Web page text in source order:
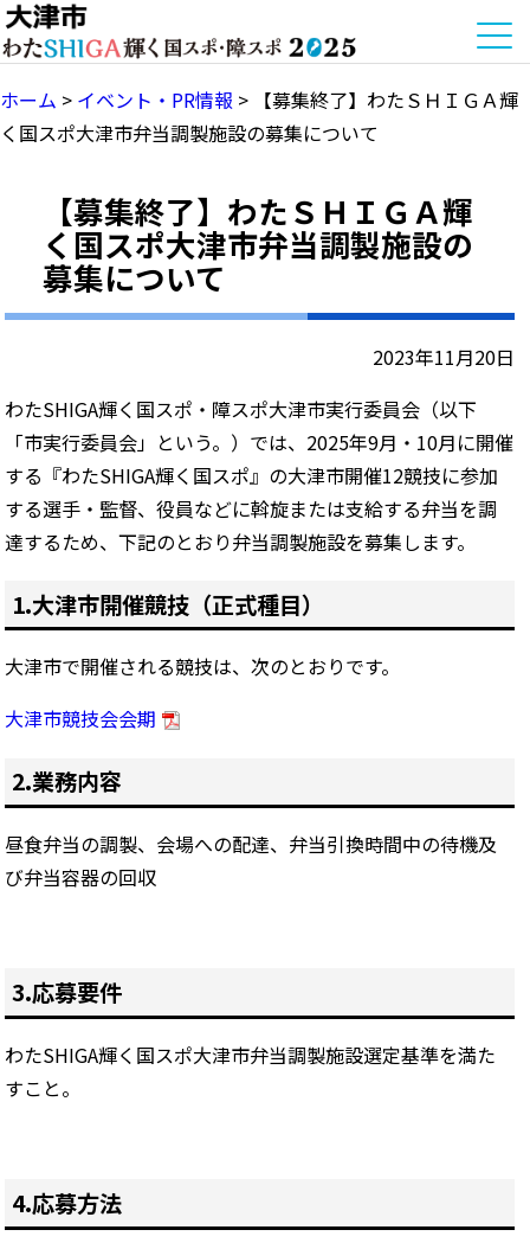
ホーム > イベント・PR情報 > 【募集終了】わたＳＨＩＧＡ輝
く国スポ大津市弁当調製施設の募集について
【募集終了】わたＳＨＩＧＡ輝
く国スポ大津市弁当調製施設の
募集について
2023年11月20日
わたSHIGA輝く国スポ・障スポ大津市実行委員会（以下
「市実行委員会」という。）では、2025年9月・10月に開催
する『わたSHIGA輝く国スポ』の大津市開催12競技に参加
する選手・監督、役員などに斡旋または支給する弁当を調
達するため、下記のとおり弁当調製施設を募集します。
1.大津市開催競技（正式種目）
大津市で開催される競技は、次のとおりです。
大津市競技会会期
2.業務内容
昼食弁当の調製、会場への配達、弁当引換時間中の待機及
び弁当容器の回収
3.応募要件
わたSHIGA輝く国スポ大津市弁当調製施設選定基準を満た
すこと。
4.応募方法